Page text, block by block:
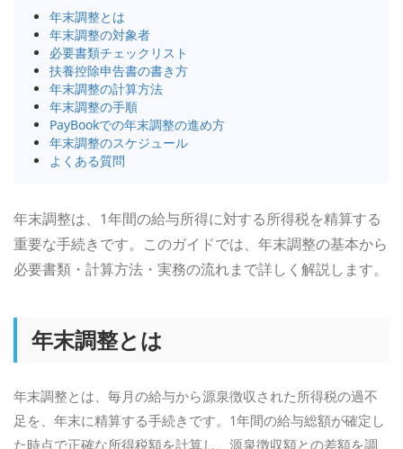
年末調整とは
年末調整の対象者
必要書類チェックリスト
扶養控除申告書の書き方
年末調整の計算方法
年末調整の手順
PayBookでの年末調整の進め方
年末調整のスケジュール
よくある質問
年末調整は、1年間の給与所得に対する所得税を精算する
重要な手続きです。このガイドでは、年末調整の基本から
必要書類・計算方法・実務の流れまで詳しく解説します。
年末調整とは
年末調整とは、毎月の給与から源泉徴収された所得税の過不
足を、年末に精算する手続きです。1年間の給与総額が確定し
た時点で正確な所得税額を計算し、源泉徴収額との差額を調